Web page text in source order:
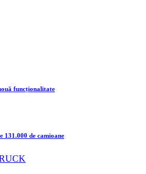
funcționalitate
131.000 de camioane